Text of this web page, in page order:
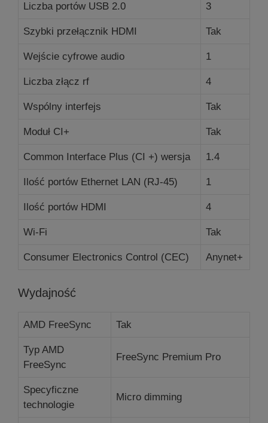
Liczba portów USB 2.0 3
Szybki przełącznik HDMI Tak
Wejście cyfrowe audio 1
Liczba złącz rf 4
Wspólny interfejs Tak
Moduł CI+ Tak
Common Interface Plus (CI +) wersja 1.4
Ilość portów Ethernet LAN (RJ-45) 1
Ilość portów HDMI 4
Wi-Fi Tak
Consumer Electronics Control (CEC) Anynet+
Wydajność
AMD FreeSync Tak
Typ AMD
FreeSync
FreeSync Premium Pro
Specyficzne
technologie
Micro dimming